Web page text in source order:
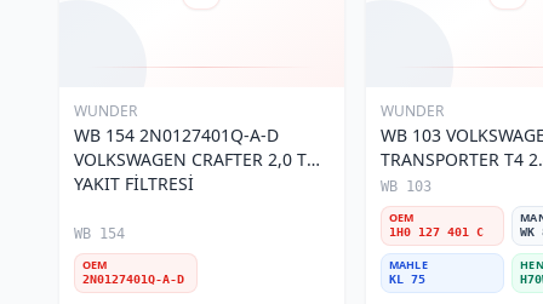
WUNDER
WB 154 2N0127401Q-A-D
VOLKSWAGEN CRAFTER 2,0 TDI
YAKIT FİLTRESİ
WB 154
OEM
2N0127401Q-A-D
WUNDER
WB 103
TRANSPORTER T4
MOTOR- CADDY
401 C Yakıt/Mazot
WB 103
OEM
1H0 127 401 C
MAHLE
KL 75